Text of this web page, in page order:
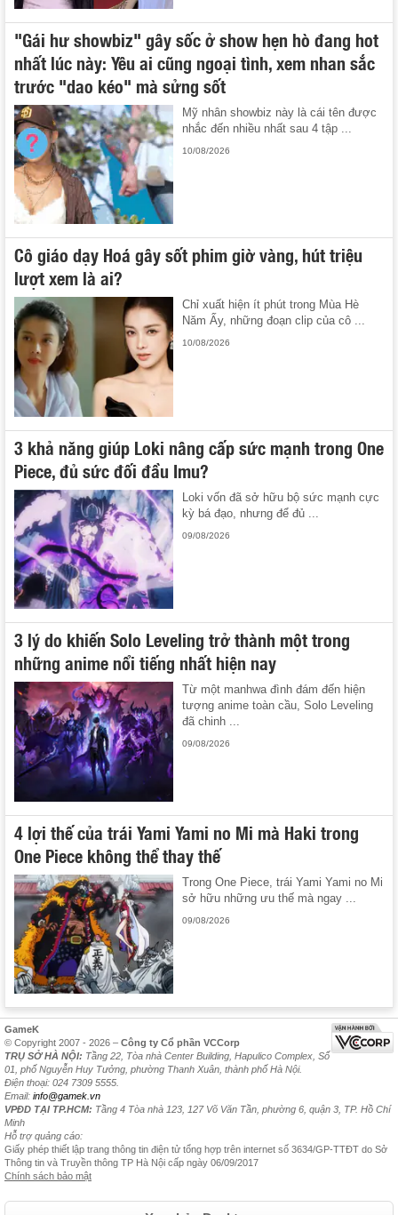
"Gái hư showbiz" gây sốc ở show hẹn hò đang hot
nhất lúc này: Yêu ai cũng ngoại tình, xem nhan sắc
trước "dao kéo" mà sửng sốt
Mỹ nhân showbiz này là cái tên được
nhắc đến nhiều nhất sau 4 tập ...
10/08/2026
Cô giáo dạy Hoá gây sốt phim giờ vàng, hút triệu
lượt xem là ai?
Chỉ xuất hiện ít phút trong Mùa Hè
Năm Ấy, những đoạn clip của cô ...
10/08/2026
3 khả năng giúp Loki nâng cấp sức mạnh trong One
Piece, đủ sức đối đầu Imu?
Loki vốn đã sở hữu bộ sức mạnh cực
kỳ bá đạo, nhưng để đủ ...
09/08/2026
3 lý do khiến Solo Leveling trở thành một trong
những anime nổi tiếng nhất hiện nay
Từ một manhwa đình đám đến hiện
tượng anime toàn cầu, Solo Leveling
đã chinh ...
09/08/2026
4 lợi thế của trái Yami Yami no Mi mà Haki trong
One Piece không thể thay thế
Trong One Piece, trái Yami Yami no Mi
sở hữu những ưu thế mà ngay ...
09/08/2026
GameK
© Copyright 2007 - 2026 – Công ty Cổ phần VCCorp
TRỤ SỞ HÀ NỘI: Tầng 22, Tòa nhà Center Building, Hapulico Complex, Số
01, phố Nguyễn Huy Tưởng, phường Thanh Xuân, thành phố Hà Nội.
Điện thoại: 024 7309 5555.
Email: info@gamek.vn
VPĐD TẠI TP.HCM: Tầng 4 Tòa nhà 123, 127 Võ Văn Tần, phường 6, quận 3, TP. Hồ Chí
Minh
Hỗ trợ quảng cáo:
Giấy phép thiết lập trang thông tin điện tử tổng hợp trên internet số 3634/GP-TTĐT do Sở
Thông tin và Truyền thông TP Hà Nội cấp ngày 06/09/2017
Chính sách bảo mật